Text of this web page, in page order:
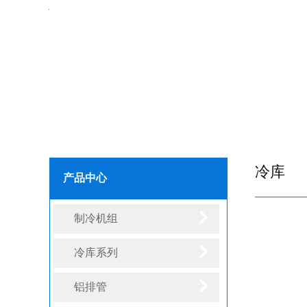
产品中心
制冷机组
冷库系列
铝排管
冷库